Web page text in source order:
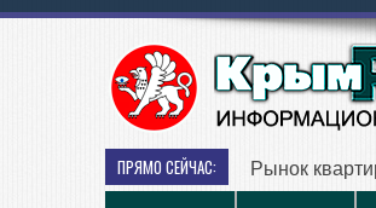
ПРЯМО СЕЙЧАС: Рынок